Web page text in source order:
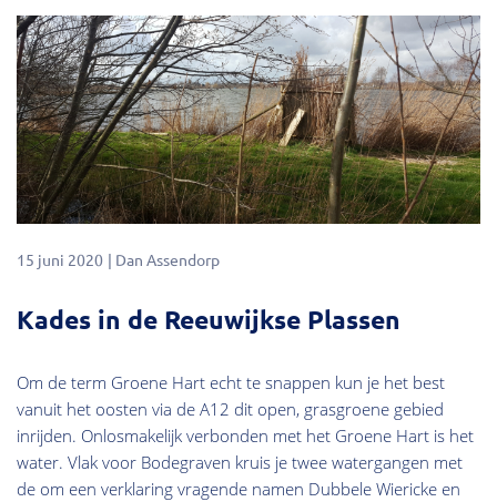
15 juni 2020 Dan Assendorp
Kades in de Reeuwijkse Plassen
Om de term Groene Hart echt te snappen kun je het best
vanuit het oosten via de A12 dit open, grasgroene gebied
inrijden. Onlosmakelijk verbonden met het Groene Hart is het
water. Vlak voor Bodegraven kruis je twee watergangen met
de om een verklaring vragende namen Dubbele Wiericke en